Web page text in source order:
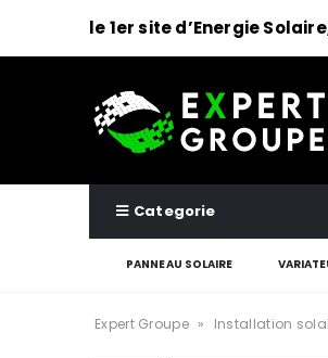
le 1er site d’Energie
Categorie
PANNEAU SOLAIRE
Expert Groupe » Installation